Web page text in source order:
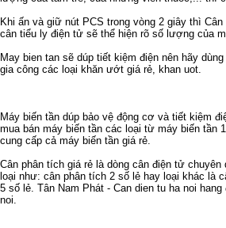
Khi ấn và giữ nút PCS trong vòng 2 giây thì Cân
cân tiểu ly điện tử sẽ thể hiện rõ số lượng của
May bien tan sẽ dúp tiết kiệm điện nên hãy dùng
gia công các loại khăn ướt giá rẻ khan uot
Máy biến tần dúp bảo vệ động cơ và tiết kiệm
mua bán máy biến tần các loại từ máy biến tần
cung cấp cả máy biến tần giá rẻ
Cân phân tích giá rẻ là dòng cân điện tử
loại như: cân phân tích 2 số lẻ hay loại khác là
5 số lẻ . Tân Nam Phát - Can dien tu ha noi hang
noi